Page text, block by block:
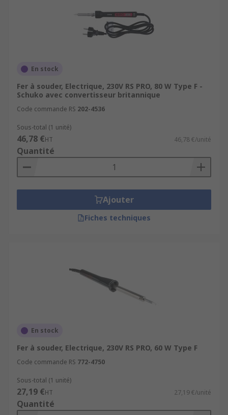
En stock
Fer à souder, Electrique, 230V RS PRO, 80 W Type F -
Schuko avec convertisseur britannique
Code commande RS 202-4536
Sous-total (1 unité)
46,78 €HT 46,78 €/unité
Quantité
Ajouter
Fiches techniques
En stock
Fer à souder, Electrique, 230V RS PRO, 60 W Type F
Code commande RS 772-4750
Sous-total (1 unité)
27,19 €HT 27,19 €/unité
Quantité